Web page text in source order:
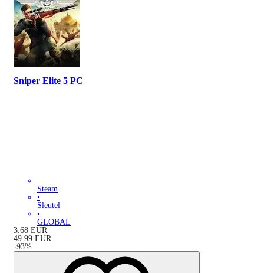
Sniper Elite 5 PC
Steam
•
Sleutel
•
GLOBAL
3.68 EUR
49.99 EUR
-93%